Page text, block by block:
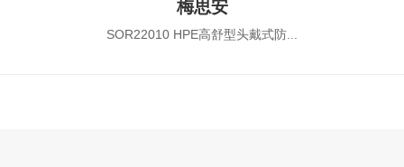
梅思安
SOR22010 HPE高舒型头戴式防...